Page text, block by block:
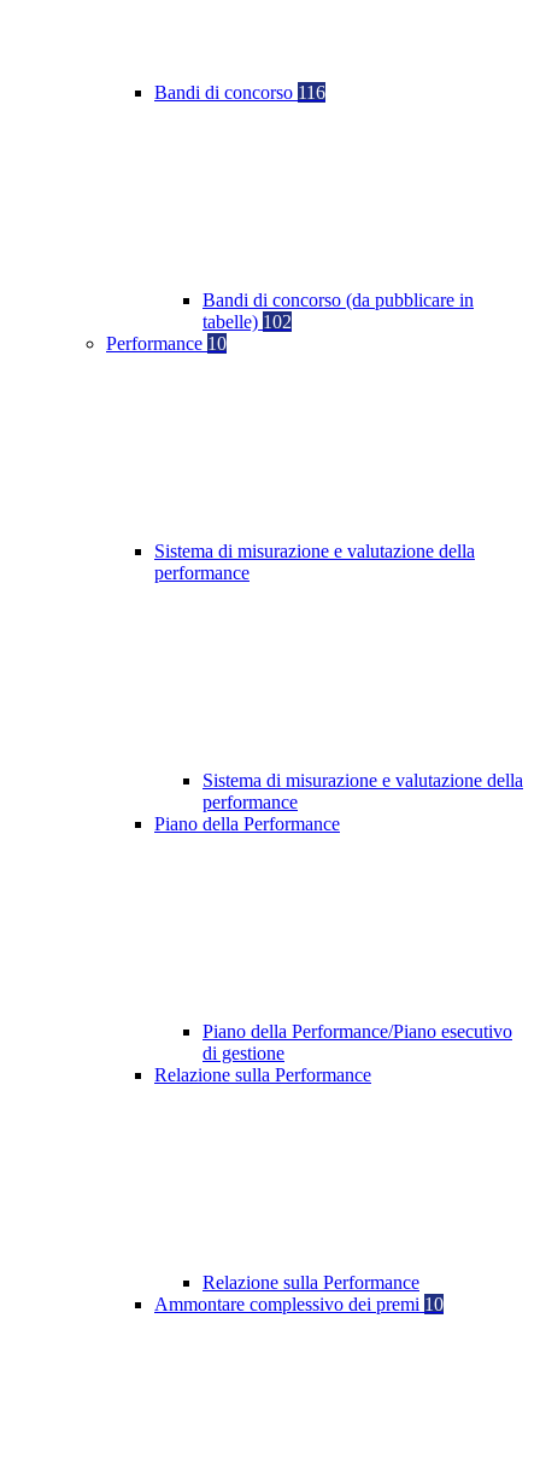
Bandi di concorso 116
Bandi di concorso (da pubblicare in
tabelle) 102
Performance 10
Sistema di misurazione e valutazione della
performance
Sistema di misurazione e valutazione della
performance
Piano della Performance
Piano della Performance/Piano esecutivo
di gestione
Relazione sulla Performance
Relazione sulla Performance
Ammontare complessivo dei premi 10